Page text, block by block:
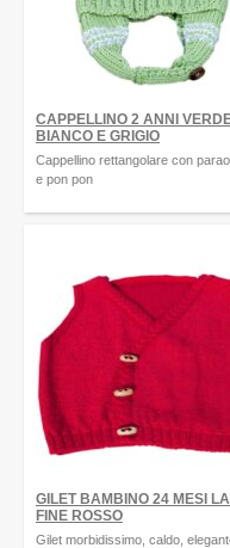
CAPPELLINO 2 ANNI
BIANCO E GRIGIO
Cappellino rettangolare con
e pon pon
GILET BAMBINO 24 MESI
FINE ROSSO
Gilet morbidissimo, caldo,